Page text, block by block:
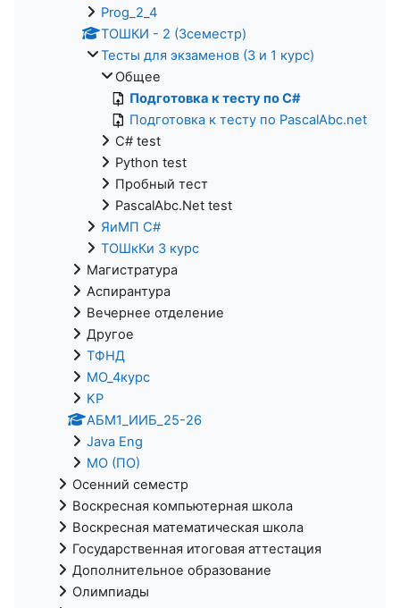
Prog_2_4
ТОШКИ - 2 (3семестр)
Тесты для экзаменов (3 и 1 курс)
Общее
Подготовка к тесту по С#
Подготовка к тесту по PascalAbc.net
C# test
Python test
Пробный тест
PascalAbc.Net test
ЯиМП C#
ТОШкКи 3 курс
Магистратура
Аспирантура
Вечернее отделение
Другое
ТФНД
МО_4курс
KP
АБМ1_ИИБ_25-26
Java Eng
МО (ПО)
Осенний семестр
Воскресная компьютерная школа
Воскресная математическая школа
Государственная итоговая аттестация
Дополнительное образование
Олимпиады